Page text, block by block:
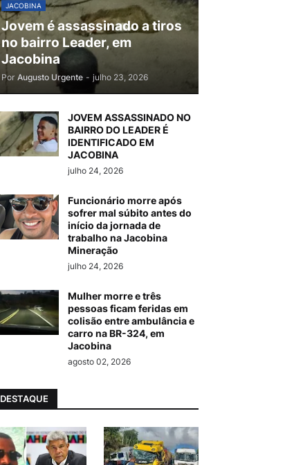
JACOBINA
Jovem é assassinado a tiros
no bairro Leader, em
Jacobina
Por Augusto Urgente - julho 23, 2026
JOVEM ASSASSINADO NO
BAIRRO DO LEADER É
IDENTIFICADO EM
JACOBINA
julho 24, 2026
Funcionário morre após
sofrer mal súbito antes do
início da jornada de
trabalho na Jacobina
Mineração
julho 24, 2026
Mulher morre e três
pessoas ficam feridas em
colisão entre ambulância e
carro na BR-324, em
Jacobina
agosto 02, 2026
DESTAQUE